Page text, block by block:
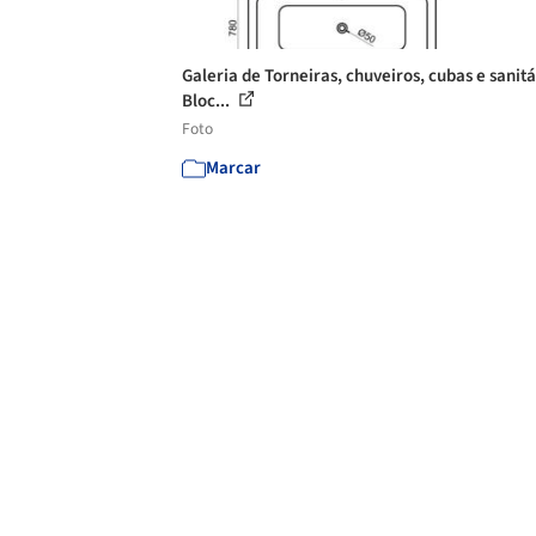
Galeria de Torneiras, chuveiros, cubas e
Bloc...
Foto
Marcar